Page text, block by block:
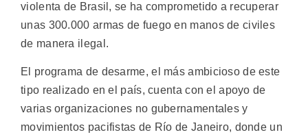
violenta de Brasil, se ha comprometido a recuperar
unas 300.000 armas de fuego en manos de civiles
de manera ilegal.
El programa de desarme, el más ambicioso de este
tipo realizado en el país, cuenta con el apoyo de
varias organizaciones no gubernamentales y
movimientos pacifistas de Río de Janeiro, donde un